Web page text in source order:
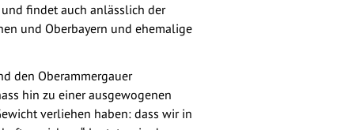
findet auch anlässlich der
und Oberbayern und ehemalige
den Oberammergauer
hin zu einer ausgewogenen
verliehen haben: dass wir in